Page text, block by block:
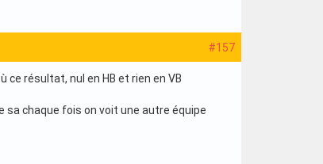
#157
résultat, nul en HB et rien en VB
chaque fois on voit une autre équipe